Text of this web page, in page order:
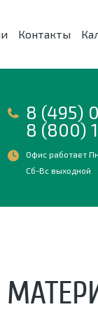
Контакты
8 (495)
8 (800)
Офис работает
Сб-Вс выходной